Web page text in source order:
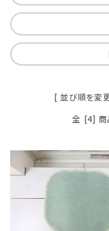
[ 並び順を変
全 [4] 商